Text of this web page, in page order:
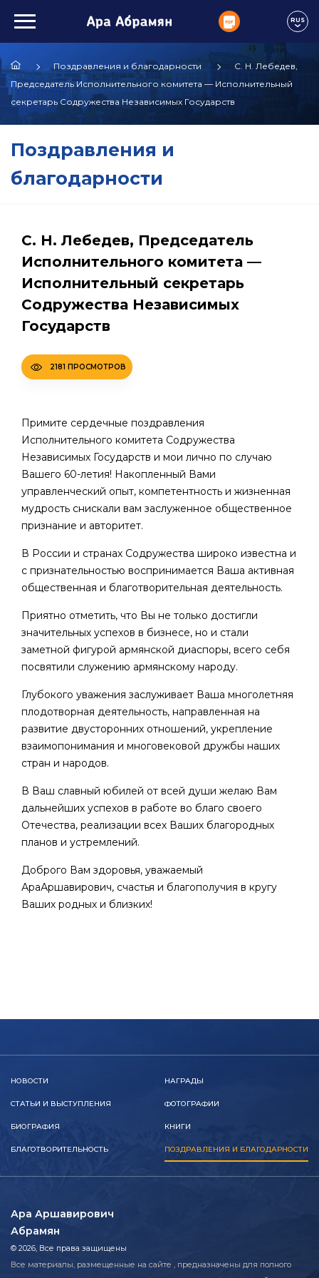
RUS
Поздравления и благодарности
С. Н. Лебедев,
Председатель Исполнительного комитета — Исполнительный
секретарь Содружества Независимых Государств
Поздравления и
благодарности
С. Н. Лебедев, Председатель
Исполнительного комитета —
Исполнительный секретарь
Содружества Независимых
Государств
2181 ПРОСМОТРОВ
Примите сердечные поздравления
Исполнительного комитета Содружества
Независимых Государств и мои лично по случаю
Вашего 60-летия! Накопленный Вами
управленческий опыт, компетентность и жизненная
мудрость снискали вам заслуженное общественное
признание и авторитет.
В России и странах Содружества широко известна и
с признательностью воспринимается Ваша активная
общественная и благотворительная деятельность.
Приятно отметить, что Вы не только достигли
значительных успехов в бизнесе, но и стали
заметной фигурой армянской диаспоры, всего себя
посвятили служению армянскому народу.
Глубокого уважения заслуживает Ваша многолетняя
плодотворная деятельность, направленная на
развитие двусторонних отношений, укрепление
взаимопонимания и многовековой дружбы наших
стран и народов.
В Ваш славный юбилей от всей души желаю Вам
дальнейших успехов в работе во благо своего
Отечества, реализации всех Ваших благородных
планов и устремлений.
Доброго Вам здоровья, уважаемый
АраАршавирович, счастья и благополучия в кругу
Ваших родных и близких!
НОВОСТИ
СТАТЬИ И ВЫСТУПЛЕНИЯ
БИОГРАФИЯ
БЛАГОТВОРИТЕЛЬНОСТЬ
НАГРАДЫ
ФОТОГРАФИИ
КНИГИ
ПОЗДРАВЛЕНИЯ И БЛАГОДАРНОСТИ
Ара Аршавирович
Абрамян
© 2026, Все права защищены
Все материалы, размещенные на сайте , предназначены для полного